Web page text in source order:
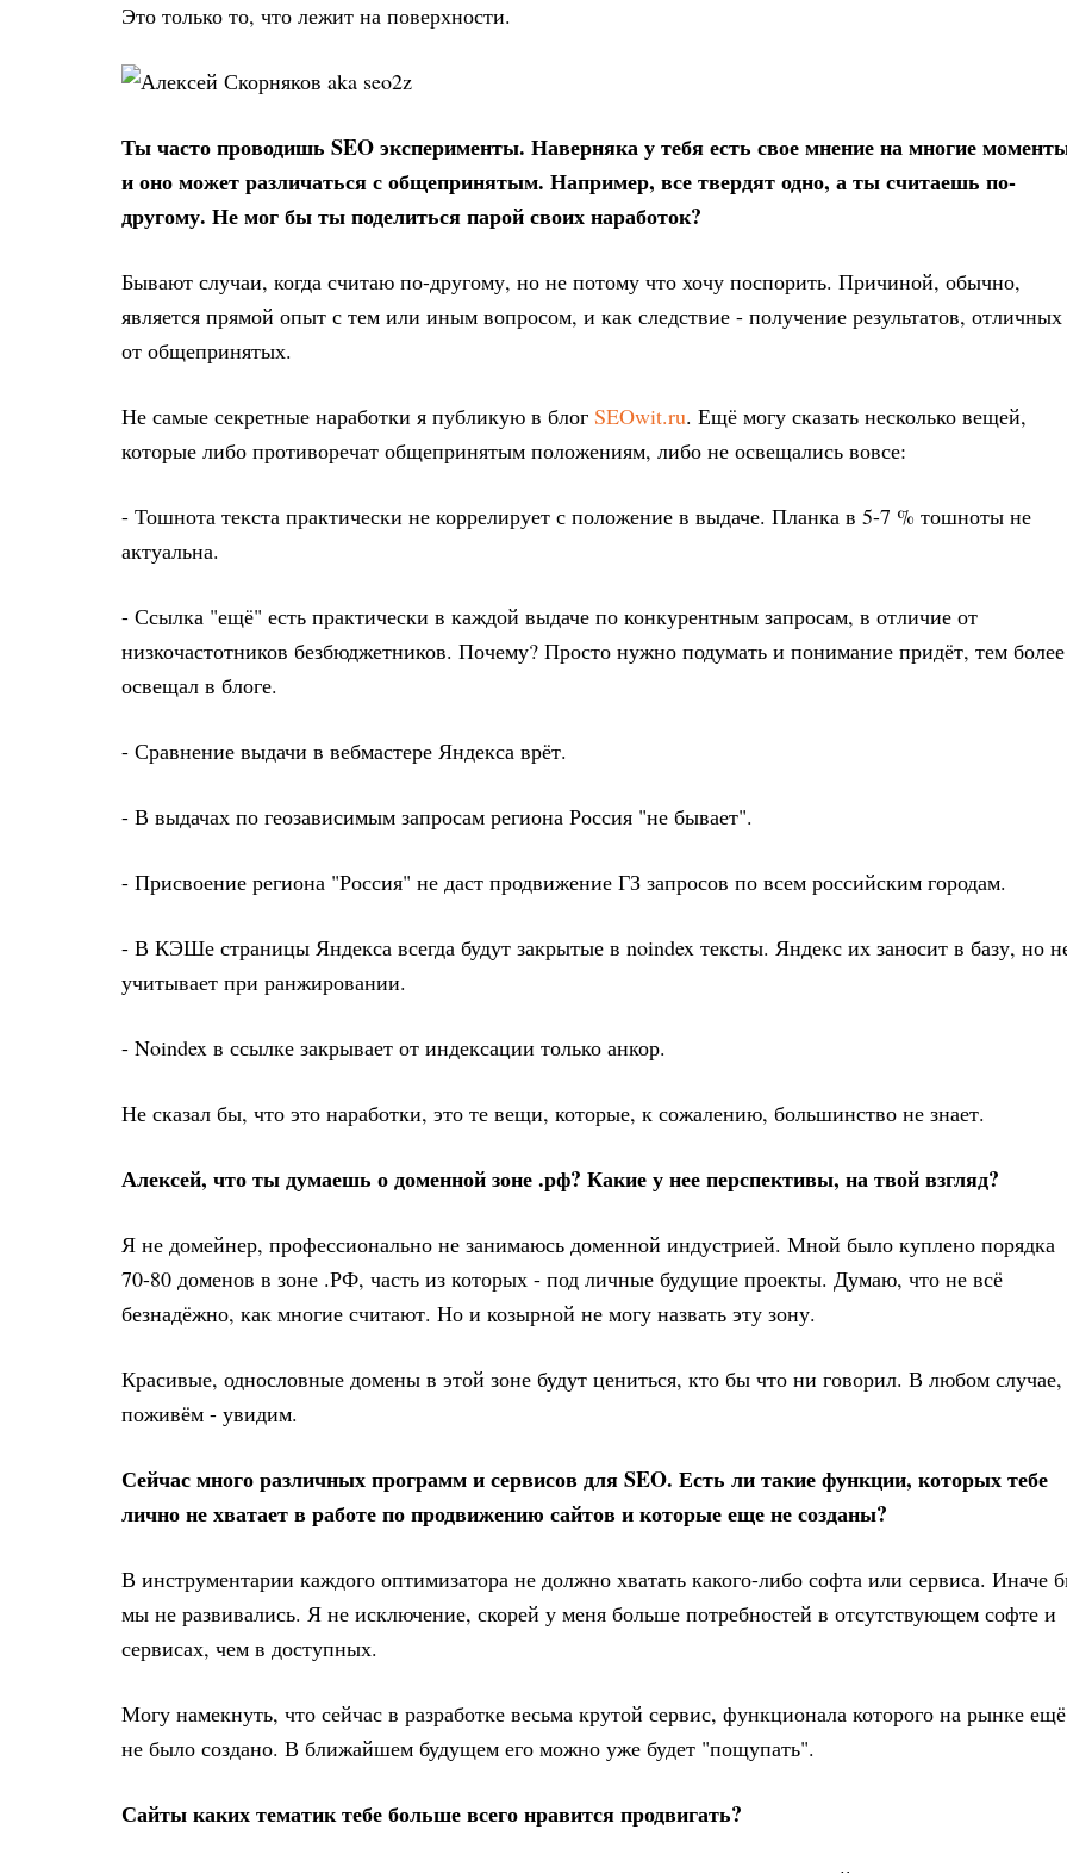
Это только то, что лежит на поверхности.
Ты часто проводишь SEO эксперименты. Наверняка у тебя есть свое мнение на многие
и оно может различаться с общепринятым. Например, все твердят одно, а ты считаешь по-
другому. Не мог бы ты поделиться парой своих наработок?
Бывают случаи, когда считаю по-другому, но не потому что хочу поспорить. Причиной, обычно,
является прямой опыт с тем или иным вопросом, и как следствие - получение результатов, отличных
от общепринятых.
Не самые секретные наработки я публикую в блог SEOwit.ru. Ещё могу сказать несколько вещей,
которые либо противоречат общепринятым положениям, либо не освещались вовсе:
- Тошнота текста практически не коррелирует с положение в выдаче. Планка в 5-7 % тошноты не
актуальна.
- Ссылка "ещё" есть практически в каждой выдаче по конкурентным запросам, в отличие от
низкочастотников безбюджетников. Почему? Просто нужно подумать и понимание придёт, тем более
освещал в блоге.
- Сравнение выдачи в вебмастере Яндекса врёт.
- В выдачах по геозависимым запросам региона Россия "не бывает".
- Присвоение региона "Россия" не даст продвижение ГЗ запросов по всем российским городам.
- В КЭШе страницы Яндекса всегда будут закрытые в noindex тексты. Яндекс их заносит в базу, но
учитывает при ранжировании.
- Noindex в ссылке закрывает от индексации только анкор.
Не сказал бы, что это наработки, это те вещи, которые, к сожалению, большинство не знает.
Алексей, что ты думаешь о доменной зоне .рф? Какие у нее перспективы, на твой взгляд?
Я не домейнер, профессионально не занимаюсь доменной индустрией. Мной было куплено порядка
70-80 доменов в зоне .РФ, часть из которых - под личные будущие проекты. Думаю, что не всё
безнадёжно, как многие считают. Но и козырной не могу назвать эту зону.
Красивые, однословные домены в этой зоне будут цениться, кто бы что ни говорил. В любом случае,
поживём - увидим.
Сейчас много различных программ и сервисов для SEO. Есть ли такие функции, которых тебе
лично не хватает в работе по продвижению сайтов и которые еще не созданы?
В инструментарии каждого оптимизатора не должно хватать какого-либо софта или сервиса. Иначе
мы не развивались. Я не исключение, скорей у меня больше потребностей в отсутствующем софте и
сервисах, чем в доступных.
Могу намекнуть, что сейчас в разработке весьма крутой сервис, функционала которого на рынке ещё
не было создано. В ближайшем будущем его можно уже будет "пощупать".
Сайты каких тематик тебе больше всего нравится продвигать?